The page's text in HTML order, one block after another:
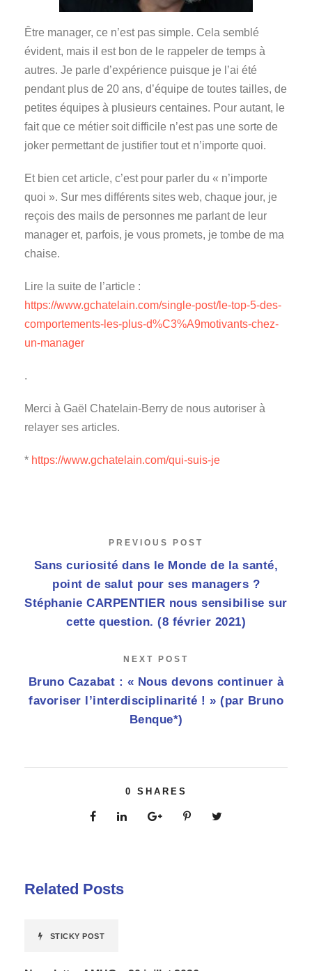
Être manager, ce n’est pas simple. Cela semblé
évident, mais il est bon de le rappeler de temps à
autres. Je parle d’expérience puisque je l’ai été
pendant plus de 20 ans, d’équipe de toutes tailles, de
petites équipes à plusieurs centaines. Pour autant, le
fait que ce métier soit difficile n’est pas une sorte de
joker permettant de justifier tout et n’importe quoi.
Et bien cet article, c’est pour parler du « n’importe
quoi ». Sur mes différents sites web, chaque jour, je
reçois des mails de personnes me parlant de leur
manager et, parfois, je vous promets, je tombe de ma
chaise.
Lire la suite de l’article :
https://www.gchatelain.com/single-post/le-top-5-des-
comportements-les-plus-d%C3%A9motivants-chez-
un-manager
.
Merci à Gaël Chatelain-Berry de nous autoriser à
relayer ses articles.
* https://www.gchatelain.com/qui-suis-je
PREVIOUS POST
Sans curiosité dans le Monde de la santé,
point de salut pour ses managers ?
Stéphanie CARPENTIER nous sensibilise sur
cette question. (8 février 2021)
NEXT POST
Bruno Cazabat : « Nous devons continuer à
favoriser l’interdisciplinarité ! » (par Bruno
Benque*)
0 SHARES
Related Posts
STICKY POST